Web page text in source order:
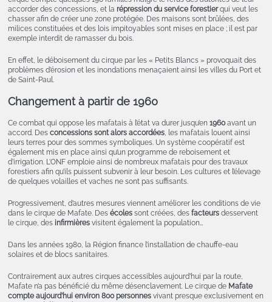
accorder des concessions, et la répression du service forestierqui veut les
chasser afin de créer une zone protégée. Des maisons sont brûlées, des
milices constituées et des lois impitoyables sont mises en place ; il est par
exemple interdit de ramasser du bois.
En effet, le déboisement du cirque par les « Petits Blancs » provoquait des
problèmes d’érosion et les inondations menaçaient ainsi les villes du Port et
de Saint-Paul.
Changement à partir de 1960
Ce combat qui oppose les mafatais à l’état va durer jusqu’en 1960avant un
accord. Des concessions sont alors accordées, les mafatais louent ainsi
leurs terres pour des sommes symboliques. Un système coopératif est
également mis en place ainsi qu’un programme de reboisement et
d’irrigation. L’ONF emploie ainsi de nombreux mafatais pour des travaux
forestiers afin qu’ils puissent subvenir à leur besoin. Les cultures et l’élevage
de quelques volailles et vaches ne sont pas suffisants.
Progressivement, d’autres mesures viennent améliorer les conditions de vie
dans le cirque de Mafate. Des écolessont créées, des facteursdesservent
le cirque, des infirmièresvisitent également la population…
Dans les années 1980, la Région finance l’installation de chauffe-eau
solaires et de blocs sanitaires.
Contrairement aux autres cirques accessibles aujourd’hui par la route,
Mafate n’a pas bénéficié du même désenclavement. Le cirque de Mafate
compte aujourd’hui environ 800 personnesvivant presque exclusivement en